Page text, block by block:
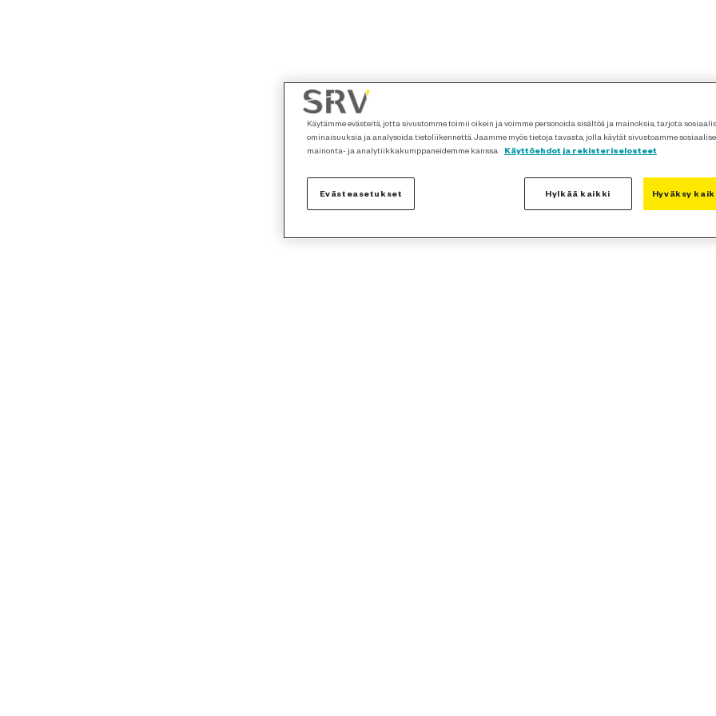
Käytämme evästeitä, jotta sivustomme toimii oikein ja voimme personoida sisältöä ja mainoksia, tarjota
ominaisuuksia ja analysoida tietoliikennettä. Jaamme myös tietoja tavasta, jolla käytät sivustoamme
mainonta- ja analytiikkakumppaneidemme kanssa.
Käyttöehdot ja rekisteriselosteet
Evästeasetukset Hylkää kaikki Hyväksy